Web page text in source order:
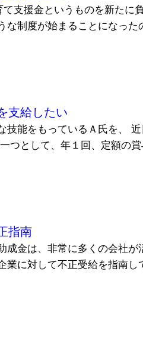
支援金というものを新たに
な制度が始まることになった
支給したい
技能をもっているＡ氏を、
つとして、年１回、定額の
指南
成金は、非常に多くの会社が
業に対して不正受給を指南し